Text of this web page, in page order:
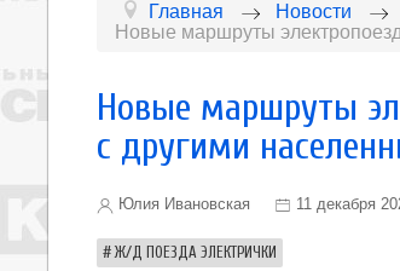
Главная Новости
Новые маршруты
Новые маршруты
с другими
Юлия Ивановская 11 декабря
Ж/Д ПОЕЗДА ЭЛЕКТРИЧКИ